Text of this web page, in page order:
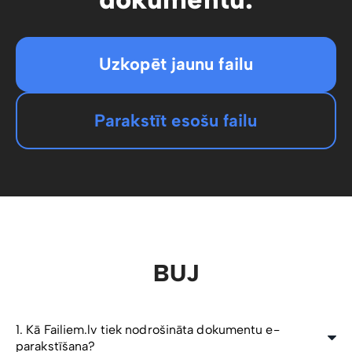
Uzkopēt jaunu failu
Parakstīt esošu failu
BUJ
1. Kā Failiem.lv tiek nodrošināta dokumentu e-
parakstīšana?